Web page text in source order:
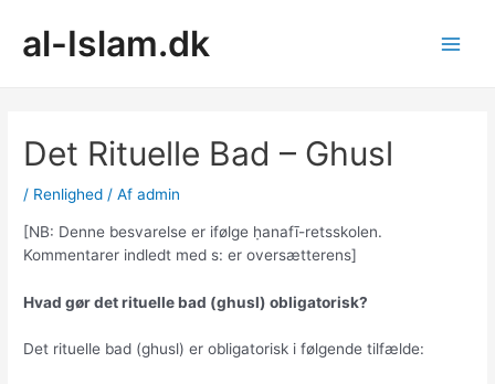
indholdet
al-Islam.dk
Det Rituelle Bad – Ghusl
/ Renlighed / Afadmin
[NB: Denne besvarelse er ifølge ḥanafī-retsskolen.
Kommentarer indledt med s: er oversætterens]
Hvad gør det rituelle bad (ghusl) obligatorisk?
Det rituelle bad (ghusl) er obligatorisk i følgende tilfælde: